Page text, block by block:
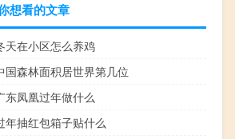
想看的文章
天在小区怎么养鸡
国森林面积居世界第几位
东凤凰过年做什么
年抽红包箱子贴什么